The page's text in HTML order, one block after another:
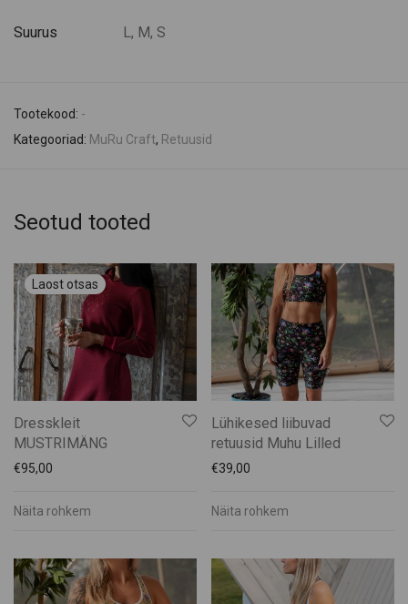
Suurus L, M, S
Tootekood: -
Kategooriad: MuRu Craft, Retuusid
Seotud tooted
Dresskleit
MUSTRIMÄNG
€95,00
Näita rohkem
Lühikesed liibuvad
retuusid Muhu Lilled
€39,00
Näita rohkem